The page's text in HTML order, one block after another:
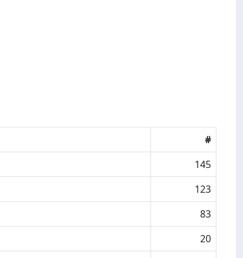
#
145
123
83
20